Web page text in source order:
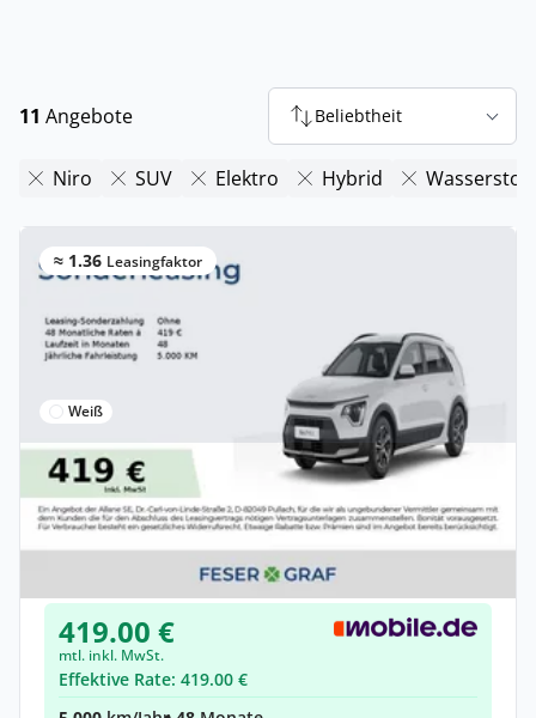
11 Angebote Beliebtheit
Niro SUV Elektro Hybrid Wasserstoff
≈ 1.36 Leasingfaktor
Weiß
Gewerbe & Privat
Kia Niro 1.6 GDI PHEV ED7 Navi Klima
419.00 €
mtl. inkl. MwSt.
Effektive Rate: 419.00 €